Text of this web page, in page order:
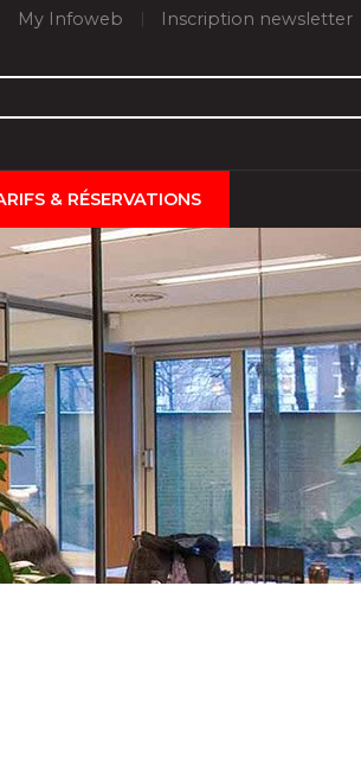
My Infoweb Inscription newsletter
& RÉSERVATIONS